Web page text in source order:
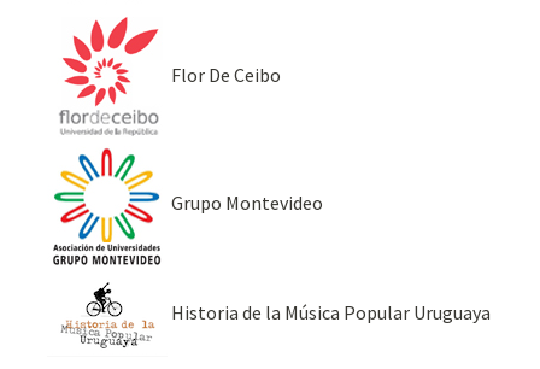
Flor De Ceibo
Grupo Montevideo
Historia de la Música Popular Uruguaya